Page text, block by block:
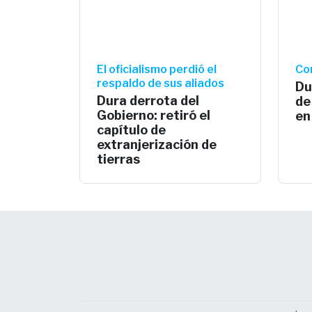
El oficialismo perdió el
respaldo de sus aliados
Dura derrota del
Gobierno: retiró el
capítulo de
extranjerización de
tierras